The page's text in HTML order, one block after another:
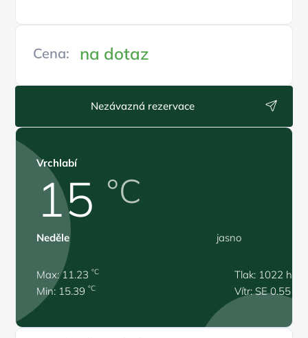
Cena: na dotaz
Nezávazná rezervace
Vrchlabí
15 °C
Neděle jasno
Max: 11.23°C
Min: 15.39°C
Tlak: 1022 hPa
Vítr: SE 0.55 m/